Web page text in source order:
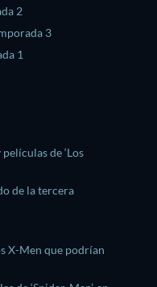
2
3
1
de ‘Los
de la tercera
X-Men que podrían